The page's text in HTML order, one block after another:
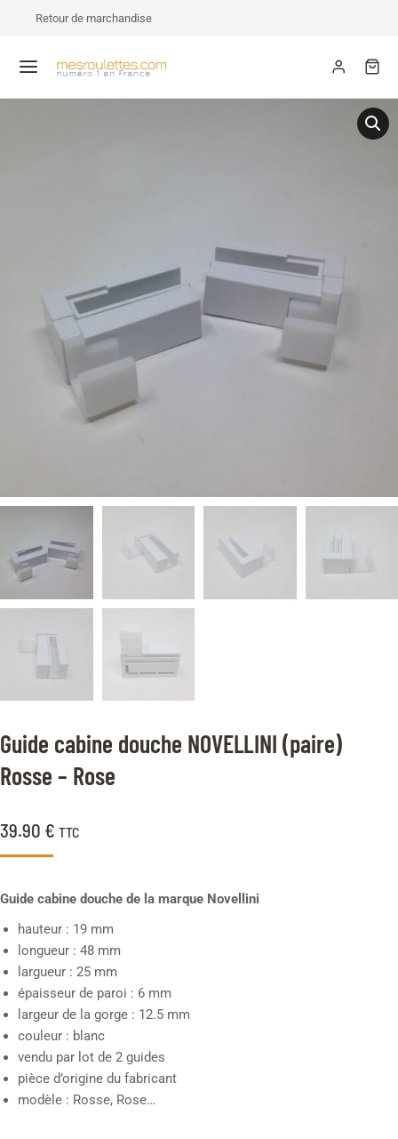
Retour de marchandise
Guide cabine douche NOVELLINI (paire)
Rosse – Rose
39.90 € TTC
Guide cabine douche de la marque Novellini
hauteur : 19 mm
longueur : 48 mm
largueur : 25 mm
épaisseur de paroi : 6 mm
largeur de la gorge : 12.5 mm
couleur : blanc
vendu par lot de 2 guides
pièce d’origine du fabricant
modèle : Rosse, Rose…